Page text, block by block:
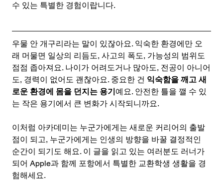
수 있는 특별한 경험이랍니다.
우물 안 개구리라는 말이 있잖아요. 익숙한 환경에만 오
래 머물면 일상의 리듬도, 사고의 폭도, 가능성의 범위도
점점 좁아져요. 나이가 어려도거나 많아도, 전공이 아니어
도, 경력이 없어도 괜찮아요. 중요한 건 익숙함을 깨고 새
로운 환경에 몸을 던지는 용기예요. 안전한 틀을 깰 수 있
는 작은 용기에서 큰 변화가 시작되니까요.
이처럼 아카데미는 누군가에게는 새로운 커리어의 출발
점이 되고, 누군가에게는 인생의 방향을 바꿀 결정적인
순간이 되기도 해요. 이 글을 읽고 있는 여러분도 러너가
되어 Apple과 함께 포항에서 특별한 교환학생 생활을 경
험해세요.